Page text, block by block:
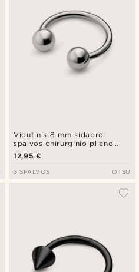
Vidutinis 8 mm sidabro
spalvos chirurginio plieno
žiedas su segtuku
12,95 €
3 SPALVOS OTSU